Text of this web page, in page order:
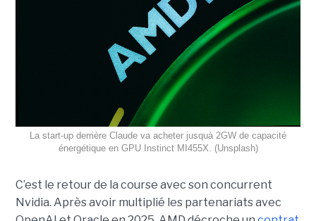
La start-up derrière Claude va acheter jusquà 2GW de capacité
énergétique en GPU Instinct MI455X. (Unsplash)
C’est le retour de la course avec son concurrent
Nvidia. Après avoir multiplié les partenariats avec